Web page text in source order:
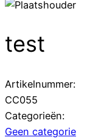
test
Artikelnummer:
CC055
Categorieën:
Geen categorie